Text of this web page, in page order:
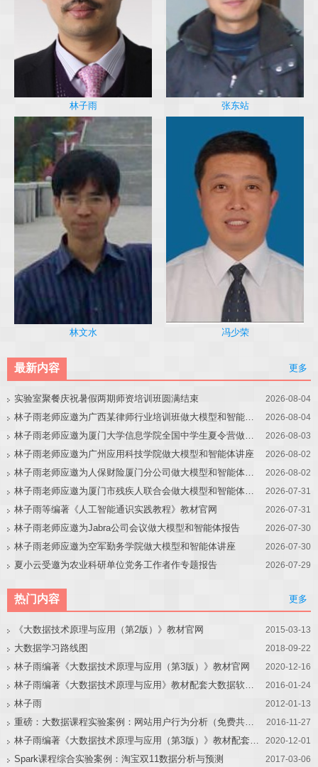
林子雨 张东站
林文水 冯少荣
最新内容 更多
实验室聚餐庆祝暑假两期师资培训班圆满结束 2026-08-04
2026-08-04
2026-08-03
林子雨老师应邀为广州应用科技学院做大模型和智能体讲座 2026-08-02
2026-08-02
2026-07-31
林子雨等编著《人工智能通识实践教程》教材官网 2026-07-31
林子雨老师应邀为Jabra公司会议做大模型和智能体报告 2026-07-30
林子雨老师应邀为空军勤务学院做大模型和智能体讲座 2026-07-30
夏小云受邀为农业科研单位党务工作者作专题报告 2026-07-29
热门内容 更多
《大数据技术原理与应用（第2版）》教材官网 2015-03-13
大数据学习路线图 2018-09-22
林子雨编著《大数据技术原理与应用（第3版）》教材官网 2020-12-16
2016-01-24
林子雨 2012-01-13
2016-11-27
2020-12-01
Spark课程综合实验案例：淘宝双11数据分析与预测 2017-03-06